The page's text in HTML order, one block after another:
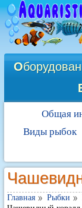
О
Общая
Виды рыбок
Главная Рыбки